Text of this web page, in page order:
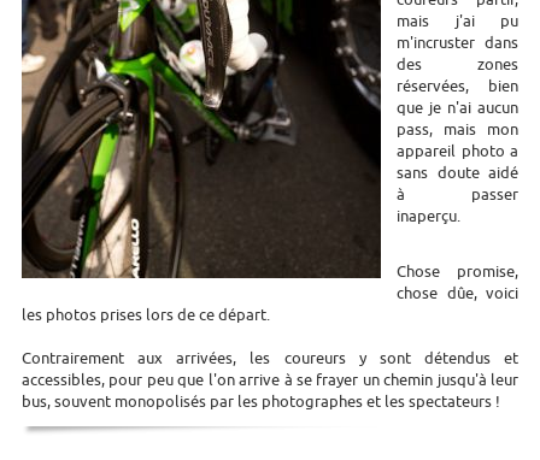
mais j'ai pu
m'incruster dans
des zones
réservées, bien
que je n'ai aucun
pass, mais mon
appareil photo a
sans doute aidé
à passer
inaperçu.
Chose promise,
chose dûe, voici
les photos prises lors de ce départ.
Contrairement aux arrivées, les coureurs y sont détendus et
accessibles, pour peu que l'on arrive à se frayer un chemin jusqu'à leur
bus, souvent monopolisés par les photographes et les spectateurs !